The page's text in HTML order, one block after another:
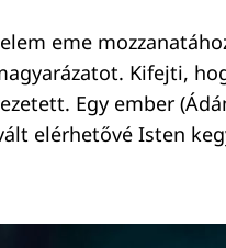
eme
Kifejti,
Egy ember
elérhetővé Isten